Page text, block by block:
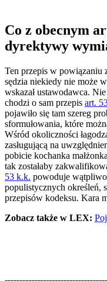
Co z obecnym
dyrektywy
Ten przepis w powiązaniu
sędzia niekiedy nie może
wskazał ustawodawca.
chodzi o sam przepis art.
pojawiło się tam szereg
sformułowania, które
Wśród okoliczności
zasługującą na
pobicie kochanka
tak zostałaby
53 k.k. powoduje
populistycznych określeń,
przepisów kodeksu. Kara
Zobacz także w LEX: